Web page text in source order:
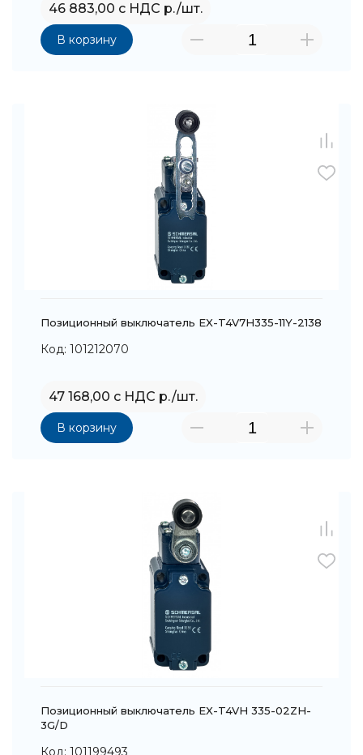
46 883,00 с НДС р./шт.
В корзину
Позиционный выключатель EX-T4V7H335-11Y-2138
Код: 101212070
47 168,00 с НДС р./шт.
В корзину
Позиционный выключатель EX-T4VH 335-02ZH-
3G/D
Код: 101199493